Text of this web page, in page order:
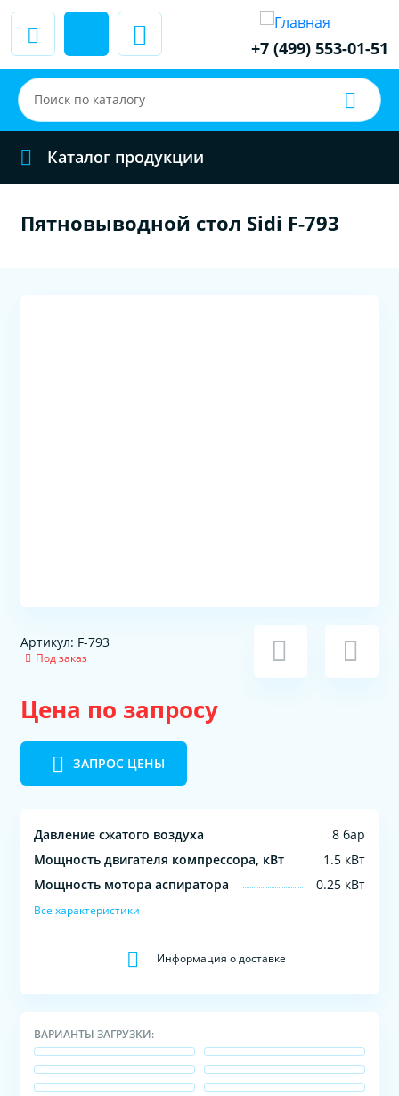
+7 (499) 553-01-51
Каталог продукции
Пятновыводной стол Sidi F-793
Артикул: F-793
Под заказ
Цена по запросу
ЗАПРОС ЦЕНЫ
Давление сжатого воздуха
8 бар
Мощность двигателя компрессора, кВт
1.5 кВт
Мощность мотора аспиратора
0.25 кВт
Все характеристики
Информация о доставке
ВАРИАНТЫ ЗАГРУЗКИ: